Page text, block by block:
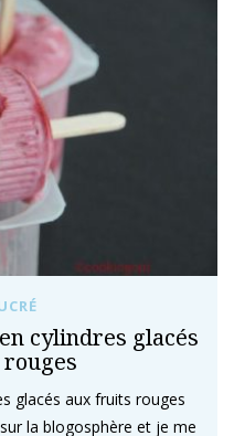
cylindres glacés
glacés aux fruits rouges
la blogosphère et je me